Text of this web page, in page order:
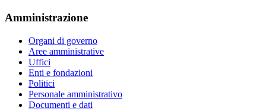
Amministrazione
Organi di governo
Aree amministrative
Uffici
Enti e fondazioni
Politici
Personale amministrativo
Documenti e dati